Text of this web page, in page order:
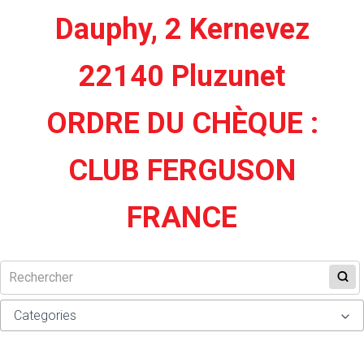
Dauphy, 2 Kernevez
22140 Pluzunet
ORDRE DU CHÈQUE :
CLUB FERGUSON
FRANCE
Categories